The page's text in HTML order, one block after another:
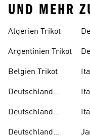
UND MEHR
Algerien Trikot
Argentinien Trikot
Belgien Trikot
Deutschland
Deutschland
Deutschland